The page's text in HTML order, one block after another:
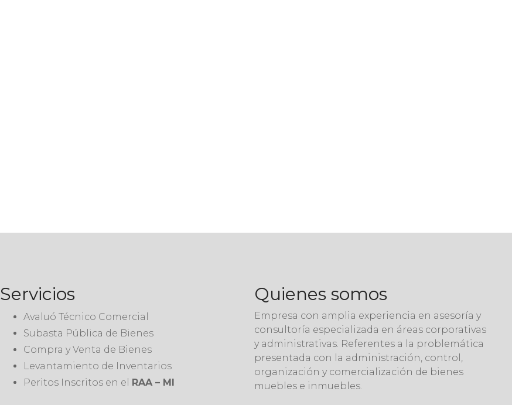
Servicios
Avaluó Técnico Comercial
Subasta Pública de Bienes
Compra y Venta de Bienes
Levantamiento de Inventarios
Peritos Inscritos en el RAA – MI
Quienes somos
Empresa con amplia experiencia en asesoría y
consultoría especializada en áreas corporativas
y administrativas. Referentes a la problemática
presentada con la administración, control,
organización y comercialización de bienes
muebles e inmuebles.